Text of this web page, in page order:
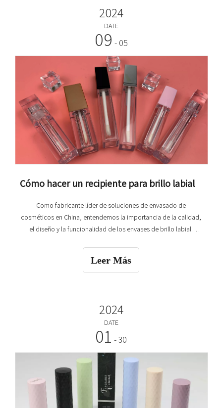
2024
DATE
09 - 05
Cómo hacer un recipiente para brillo labial
Como fabricante líder de soluciones de envasado de
cosméticos en China, entendemos la importancia de la calidad,
el diseño y la funcionalidad de los envases de brillo labial.
equipo profesional de I+D, nos permiten t
Leer Más
2024
DATE
01 - 30